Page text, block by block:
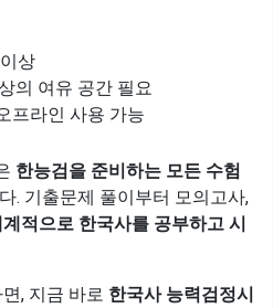
상
의 여유 공간 필요
프라인 사용 가능
한능검을 준비하는 모든 수험
. 기출문제 풀이부터 모의고사,
적으로 한국사를 공부하고 시
, 지금 바로 한국사 능력검정시